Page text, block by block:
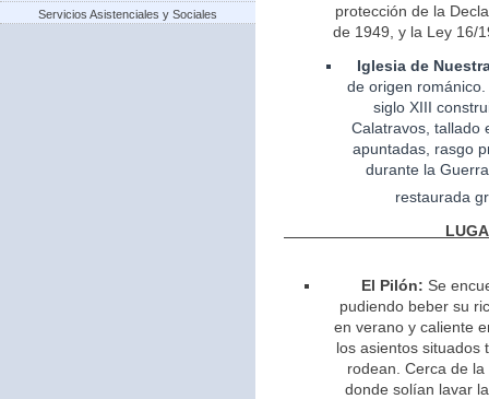
Servicios Asistenciales y Sociales
protección de la
de 1949, y la Ley 16/
Iglesia de
deorigen
siglo XIII
Calatravos, tallado
apuntadas, rasgo
durante la
restaurada
El Pilón: Se
pudiendo beber su
en verano y caliente
los asientos situados
rodean. Cerca de
donde solían lavar